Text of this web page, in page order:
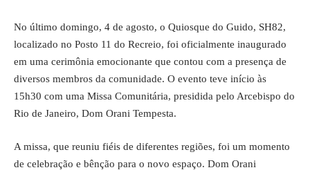
No último domingo, 4 de agosto, o Quiosque do Guido, SH82,
localizado no Posto 11 do Recreio, foi oficialmente inaugurado
em uma cerimônia emocionante que contou com a presença de
diversos membros da comunidade. O evento teve início às
15h30 com uma Missa Comunitária, presidida pelo Arcebispo do
Rio de Janeiro, Dom Orani Tempesta.
A missa, que reuniu fiéis de diferentes regiões, foi um momento
de celebração e bênção para o novo espaço. Dom Orani